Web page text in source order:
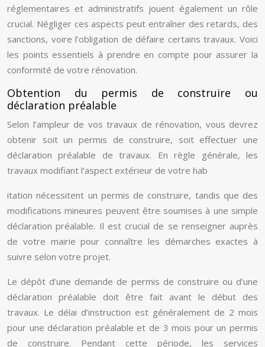
réglementaires et administratifs jouent également un rôle
crucial. Négliger ces aspects peut entraîner des retards, des
sanctions, voire l’obligation de défaire certains travaux. Voici
les points essentiels à prendre en compte pour assurer la
conformité de votre rénovation.
Obtention du permis de construire ou
déclaration préalable
Selon l’ampleur de vos travaux de rénovation, vous devrez
obtenir soit un permis de construire, soit effectuer une
déclaration préalable de travaux. En règle générale, les
travaux modifiant l’aspect extérieur de votre hab
itation nécessitent un permis de construire, tandis que des
modifications mineures peuvent être soumises à une simple
déclaration préalable. Il est crucial de se renseigner auprès
de votre mairie pour connaître les démarches exactes à
suivre selon votre projet.
Le dépôt d’une demande de permis de construire ou d’une
déclaration préalable doit être fait avant le début des
travaux. Le délai d’instruction est généralement de 2 mois
pour une déclaration préalable et de 3 mois pour un permis
de construire. Pendant cette période, les services